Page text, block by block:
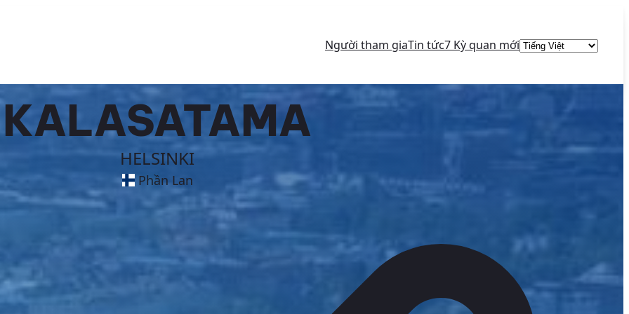
Người tham giaTin tức7 Kỳ quan mớiChoose
KALASATAMA
HELSINKI
Phần Lan